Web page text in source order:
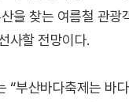
을 찾는 여름철 관광
사할 전망이다.
“부산바다축제는 바